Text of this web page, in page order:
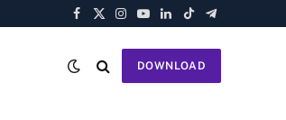
Facebook
X
Instagram
YouTube
LinkedIn
TikTokTelegram
DOWNLOAD